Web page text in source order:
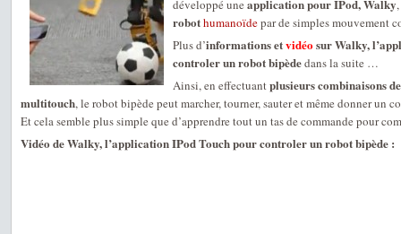
développé une application pour IPod, Walky
robothumanoïdepar de simples mouvement
Plus d’informations etvidéosur Walky,
controler un robot bipèdedans la suite …
Ainsi, en effectuantplusieurs combinaisons
multitouch, le robot bipède peut marcher, tourner, sauter et même donner un
Et cela semble plus simple que d’apprendre tout un tas de commande pour
Vidéo de Walky, l’application IPod Touch pour controler un robot bipède :